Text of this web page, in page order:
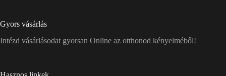
Gyors vásárlás
Intézd vásárlásodat gyorsan Online az otthonod kényelméből!